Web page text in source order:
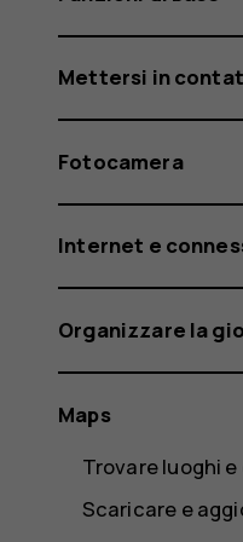
Mettersi in
Fotocamera
Internet e
Organizzare la
Maps
Trovare luoghi
Scaricare e